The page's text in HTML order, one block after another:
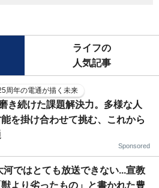
ライフの
人気記事
周年の電通が描く未来
き続けた課題解決力。多様な人
を掛け合わせて挑む、これから
Sponsored
河ではとても放送できない...宣教
より劣ったもの」と書かれた豊